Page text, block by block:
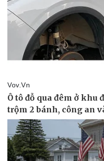
Thể thao
Bóng đá
Lịch thi đấu bóng đá
Thế giới thể thao
eSports
Hậu trường